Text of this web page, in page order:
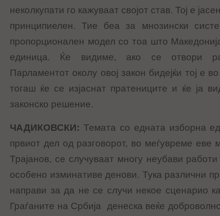
неколкупати го кажуваат својот став. Тој е
принципиелен. Тие беа за мнозински
пропорционален модел со тоа што
единица. Ќе видиме, ако се отвори
Парламентот околу овој закон бидејќи тој е
тогаш ќе се изјаснат пратениците и ќе ја
законско решение.
ЧАДИКОВСКИ: Темата со едната изборна
првиот дел од разговорот, во меѓувреме еве
Трајанов, се случуваат многу неубави
особено изминативе денови. Тука различни
направи за да не се случи некое сценарио
Граѓаните на Србија денеска веќе